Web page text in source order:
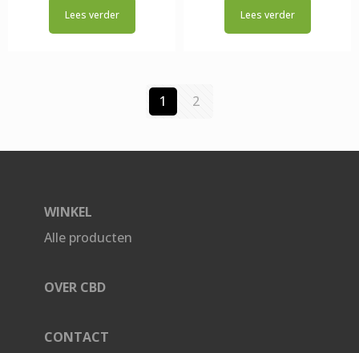
Lees verder Lees verder
1 2
WINKEL
Alle producten
OVER CBD
CONTACT